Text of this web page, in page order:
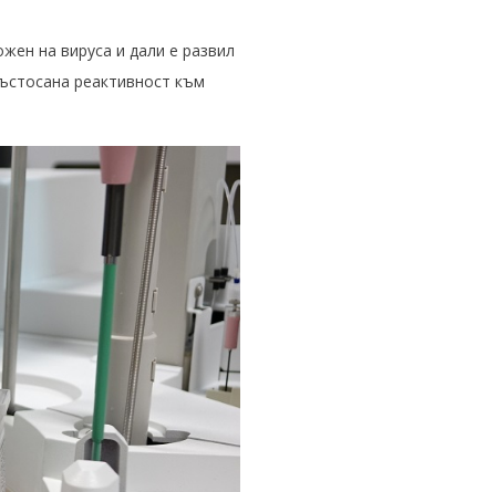
на вируса и дали е развил
реактивност към